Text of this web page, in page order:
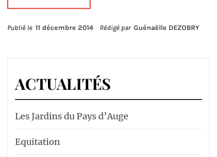
Publié le 11 décembre 2014 Rédigé par Guénaëlle DEZOBRY
ACTUALITÉS
Les Jardins du Pays d’Auge
Equitation